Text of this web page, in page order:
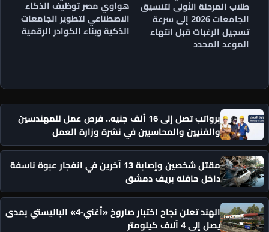
طلاب المرحلة الأولى لتنسيق
الجامعات 2026 إلى سرعة
تسجيل الرغبات قبل انتهاء
الموعد المحدد
هواوي مصر توظيف الذكاء
الاصطناعي لتطوير الجامعات
الذكية وبناء الكوادر الرقمية
برواتب تصل إلى 16 ألف جنيه.. فرص عمل للمهندسين
والفنيين والمحاسبين في نشرة وزارة العمل
مقتل شخصين وإصابة 13 آخرين في انفجار عبوة ناسفة
داخل حافلة بريف دمشق
الهند تعلن نجاح اختبار صاروخ «أغني-4» الباليستي بمدى
يصل إلى 4 آلاف كيلومتر